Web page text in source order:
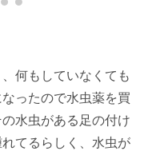
何もしていなくても
ったので水虫薬を買
水虫がある足の付け
てるらしく、水虫が